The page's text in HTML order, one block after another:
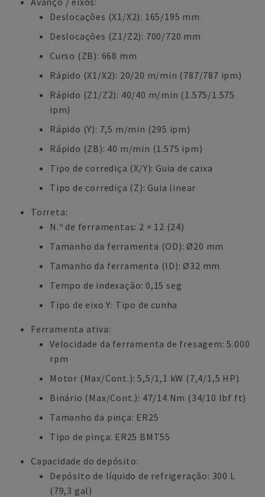
Deslocações (X1/X2): 165/195 mm
Deslocações (Z1/Z2): 700/720 mm
Curso (ZB): 668 mm
Rápido (X1/X2): 20/20 m/min (787/787 ipm)
Rápido (Z1/Z2): 40/40 m/min (1.575/1.575
ipm)
Rápido (Y): 7,5 m/min (295 ipm)
Rápido (ZB): 40 m/min (1.575 ipm)
Tipo de corrediça (X/Y): Guia de caixa
Tipo de corrediça (Z): Guia linear
Torreta:
N.º de ferramentas: 2 × 12 (24)
Tamanho da ferramenta (OD): Ø20 mm
Tamanho da ferramenta (ID): Ø32 mm
Tempo de indexação: 0,15 seg
Tipo de eixo Y: Tipo de cunha
Ferramenta ativa:
Velocidade da ferramenta de fresagem: 5.000
rpm
Motor (Max/Cont.): 5,5/1,1 kW (7,4/1,5 HP)
Binário (Max/Cont.): 47/14 Nm (34/10 lbf ft)
Tamanho da pinça: ER25
Tipo de pinça: ER25 BMT55
Capacidade do depósito:
Depósito de líquido de refrigeração: 300 L
(79,3 gal)